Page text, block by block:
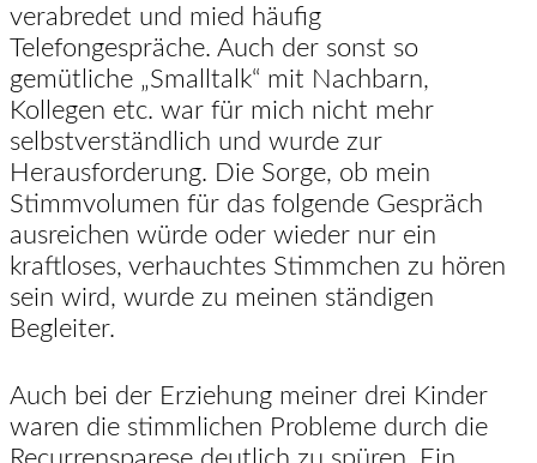
verabredet und mied häufig
Telefongespräche. Auch der sonst so
gemütliche „Smalltalk“ mit Nachbarn,
Kollegen etc. war für mich nicht mehr
selbstverständlich und wurde zur
Herausforderung. Die Sorge, ob mein
Stimmvolumen für das folgende Gespräch
ausreichen würde oder wieder nur ein
kraftloses, verhauchtes Stimmchen zu hören
sein wird, wurde zu meinen ständigen
Begleiter.
Auch bei der Erziehung meiner drei Kinder
waren die stimmlichen Probleme durch die